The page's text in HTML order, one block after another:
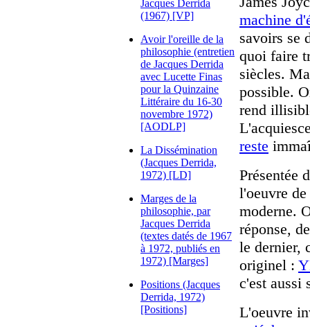
Jacques Derrida
(1967) [VP]
Avoir l'oreille de la
philosophie (entretien
de Jacques Derrida
avec Lucette Finas
pour la Quinzaine
Littéraire du 16-30
novembre 1972)
[AODLP]
La Dissémination
(Jacques Derrida,
1972) [LD]
Marges de la
philosophie, par
Jacques Derrida
(textes datés de 1967
à 1972, publiés en
1972) [Marges]
Positions (Jacques
Derrida, 1972)
[Positions]
machine
savoirs se
quoi faire
siècles.
possible.
rend
reste
Présentée
l'oeuvre
moderne.
réponse,
le dernier,
originel :
c'est aussi
L'oeuvre